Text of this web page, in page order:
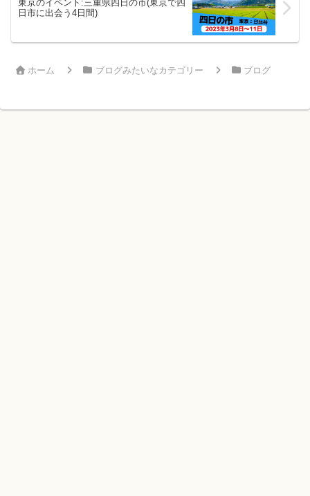
東京のイベント:三重県四日の市(東京で四
日市に出会う4日間)
ホーム ブログみたいなカテゴリー ブログ